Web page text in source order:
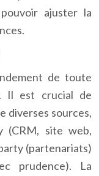
ajuster la
de toute
Il est crucial de
diverses sources,
(CRM, site web,
(partenariats)
prudence). La